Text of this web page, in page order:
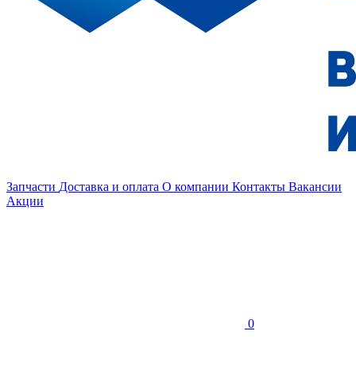
Запчасти Доставка и оплата О компании Контакты Вакансии
Акции
0